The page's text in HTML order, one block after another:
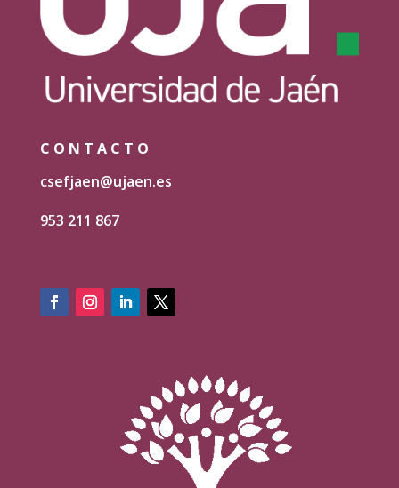
CONTACTO
csefjaen@ujaen.es
953 211 867